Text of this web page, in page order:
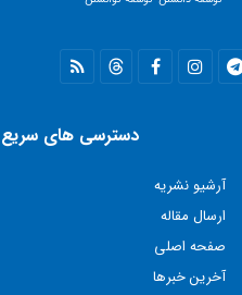
دسترسی های سریع
آرشیو نشریه
ارسال مقاله
صفحه اصلی
آخرین خبرها